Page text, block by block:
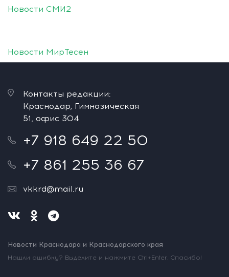
Новости СМИ2
Новости МирТесен
Контакты редакции:
Краснодар, Гимназическая
51, офис 304
+7 918 649 22 50
+7 861 255 36 67
vkkrd@mail.ru
Новости Краснодара и Краснодарского края
Нашли ошибку? Выделите и нажмите Ctrl+Enter. Спасибо!